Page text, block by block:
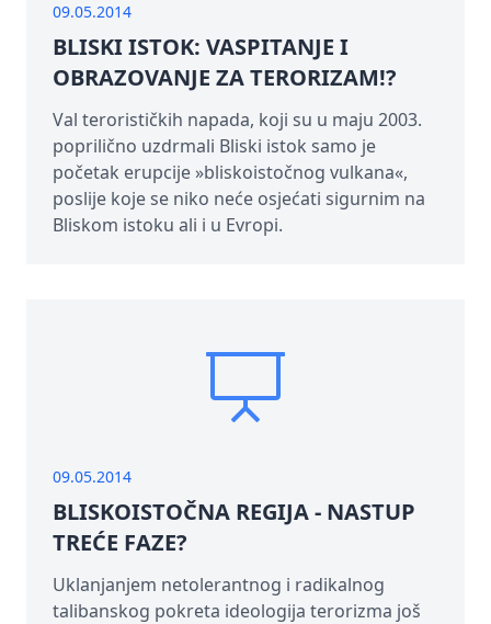
09.05.2014
BLISKI ISTOK: VASPITANJE I
OBRAZOVANJE ZA TERORIZAM!?
Val terorističkih napada, koji su u maju 2003.
poprilično uzdrmali Bliski istok samo je
početak erupcije »bliskoistočnog vulkana«,
poslije koje se niko neće osjećati sigurnim na
Bliskom istoku ali i u Evropi.
09.05.2014
BLISKOISTOČNA REGIJA - NASTUP
TREĆE FAZE?
Uklanjanjem netolerantnog i radikalnog
talibanskog pokreta ideologija terorizma još